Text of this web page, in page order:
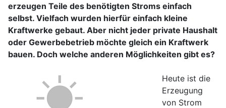
erzeugen Teile des benötigten Stroms einfach
selbst. Vielfach wurden hierfür einfach kleine
Kraftwerke gebaut. Aber nicht jeder private Haushalt
oder Gewerbebetrieb möchte gleich ein Kraftwerk
bauen. Doch welche anderen Möglichkeiten gibt es?
Heute ist die
Erzeugung
von Strom